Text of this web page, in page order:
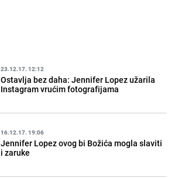
23.12.17. 12:12
Ostavlja bez daha: Jennifer Lopez užarila
Instagram vrućim fotografijama
16.12.17. 19:06
Jennifer Lopez ovog bi Božića mogla slaviti
i zaruke